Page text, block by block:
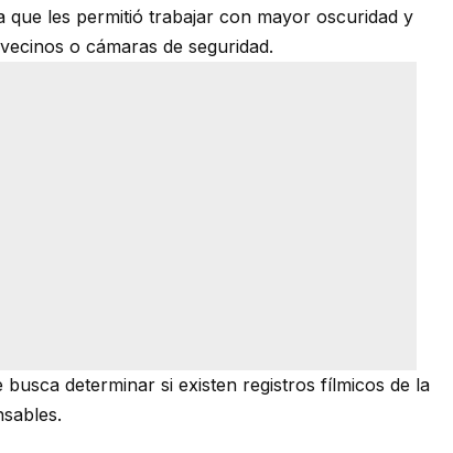
que les permitió trabajar con mayor oscuridad y
o cámaras de seguridad.
determinar si existen registros fílmicos de la